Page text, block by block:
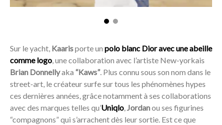
Sur le yacht, Kaarisporte un polo blanc Dior avec une abeille
comme logo, une collaboration avec l’artiste New-yorkais
Brian Donnellyaka “Kaws”. Plus connu sous son nom dans le
street-art, le créateur surfe sur tous les phénomènes hypes
ces dernières années, grâce notamment à ses collaborations
avec des marques telles qu’Uniqlo,Jordanou ses figurines
“compagnons” qui s’arrachent dès leur sortie. Est ce que